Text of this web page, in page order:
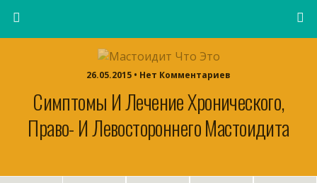
26.05.2015 • Нет Комментариев
Симптомы И Лечение Хронического,
Право- И Левостороннего Мастоидита